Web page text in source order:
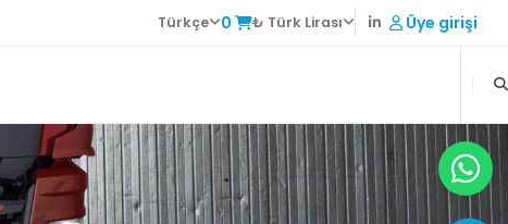
Türkçe 0 ₺ Türk Lirası Üye girişi